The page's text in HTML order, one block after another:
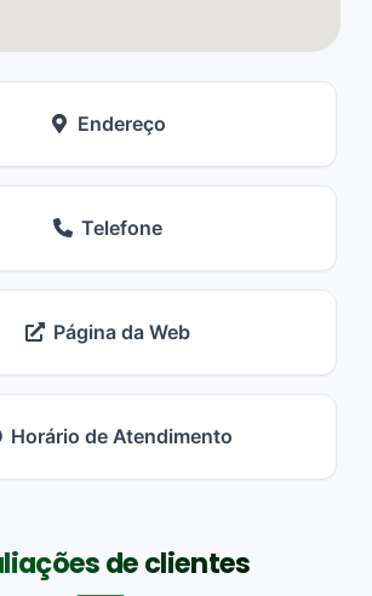
Endereço
Telefone
Página da Web
Horário de Atendimento
de clientes